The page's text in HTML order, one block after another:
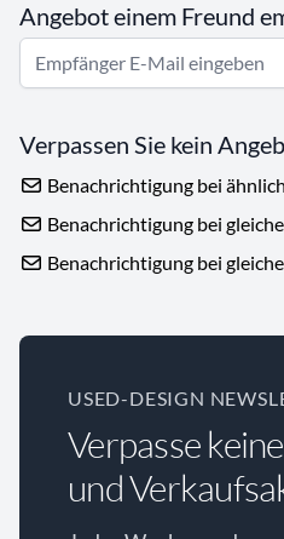
Angebot einem Freund
Verpassen Sie kein
Benachrichtigung bei
Benachrichtigung bei
Benachrichtigung bei
USED-DESIGN
Verpasse
und